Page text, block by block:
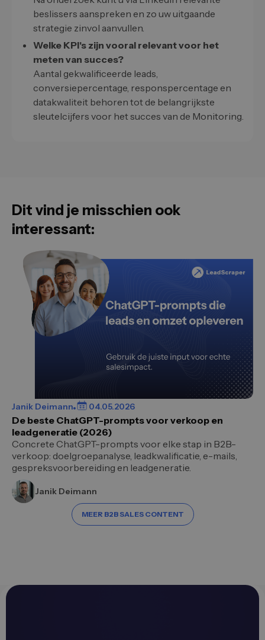
beslissers aanspreken en zo uw uitgaande
strategie zinvol aanvullen.
Welke KPI's zijn vooral relevant voor het
meten van succes?
Aantal gekwalificeerde leads,
conversiepercentage, responspercentage en
datakwaliteit behoren tot de belangrijkste
sleutelcijfers voor het succes van de Monitoring.
Dit vind je misschien ook
interessant:
Janik Deimann 04.05.2026
De beste ChatGPT-prompts voor verkoop en
leadgeneratie (2026)
Concrete ChatGPT-prompts voor elke stap in B2B-
verkoop: doelgroepanalyse, leadkwalificatie, e-mails,
gespreksvoorbereiding en leadgeneratie.
Janik Deimann
MEER B2B SALES CONTENT